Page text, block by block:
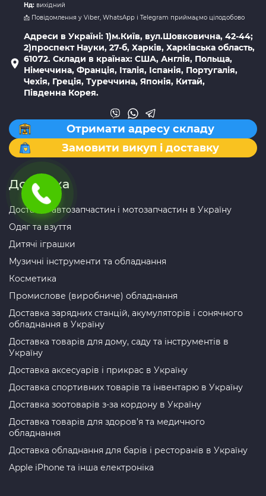
Нд: вихідний
📩 Повідомлення у Viber, WhatsApp і Telegram приймаємо цілодобово
Адреси в Україні: 1)м.Київ, вул.Шовковична, 42-44;
2)проспект Науки, 27-б, Харків, Харківська область,
61072. Склади в країнах: США, Англія, Польща,
Німеччина, Франція, Італія, Іспанія, Португалія,
Чехія, Греція, Туреччина, Японія, Китай,
Південна Корея.
Отримати адресу складу
Замовити викуп і доставку
Доставка
Доставка автозапчастин і мотозапчастин в Україну
Одяг та взуття
Дитячі іграшки
Музичні інструменти та обладнання
Косметика
Промислове (виробниче) обладнання
Доставка зарядних станцій, акумуляторів і сонячного
обладнання в Україну
Доставка товарів для дому, саду та інструментів в
Україну
Доставка аксесуарів і прикрас в Україну
Доставка спортивних товарів та інвентарю в Україну
Доставка зоотоварів з-за кордону в Україну
Доставка товарів для здоров’я та медичного
обладнання
Доставка обладнання для барів і ресторанів в Україну
Apple iPhone та інша електроніка